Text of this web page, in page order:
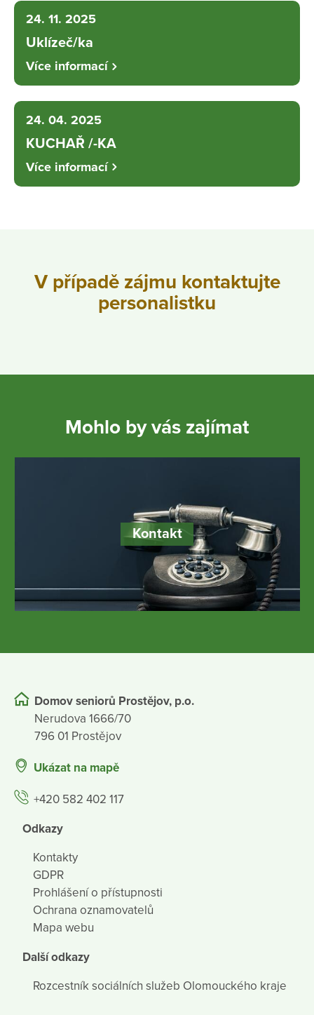
24. 11. 2025
Uklízeč/ka
Více informací
24. 04. 2025
KUCHAŘ /-KA
Více informací
V případě zájmu kontaktujte
personalistku
Mohlo by vás zajímat
Kontakt
Domov seniorů Prostějov, p.o.
Nerudova 1666/70
796 01 Prostějov
Ukázat na mapě
+420 582 402 117
Odkazy
Kontakty
GDPR
Prohlášení o přístupnosti
Ochrana oznamovatelů
Mapa webu
Další odkazy
Rozcestník sociálních služeb Olomouckého kraje